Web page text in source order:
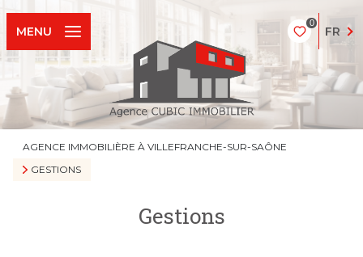
0
FR
MENU
AGENCE IMMOBILIÈRE À VILLEFRANCHE-SUR-SAÔNE
GESTIONS
Gestions